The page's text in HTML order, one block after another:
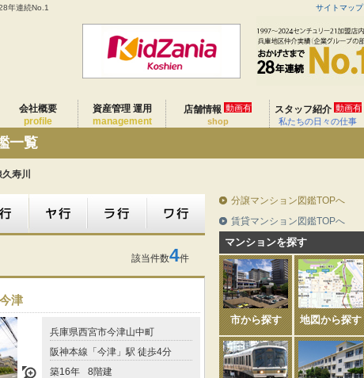
年連続No.1 サイトマップ
会社概要
profile
資産管理 運用
management
店舗情報 動画有
shop
スタッフ紹介 動画有
私たちの日々の仕事
一覧
寿川
分譲マンション図鑑TOPへ
賃貸マンション図鑑TOPへ
マンションを探す
市から探す 地図から探す
該当件数4件
津
兵庫県西宮市今津山中町
阪神本線「今津」駅 徒歩4分
築16年
8階建